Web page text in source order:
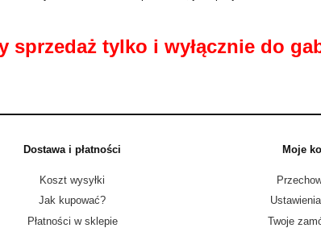
sprzedaż tylko i wyłącznie do
Dostawa i płatności
Koszt wysyłki
Jak kupować?
Płatności w sklepie
Moje
Twoje